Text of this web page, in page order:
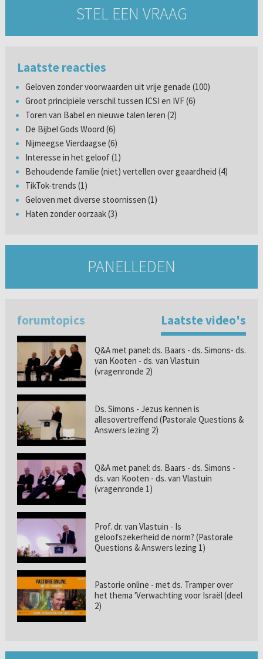
STEL EEN VRAAG
Laatste reacties
Geloven zonder voorwaarden uit vrije genade (100)
Groot principiële verschil tussen ICSI en IVF (6)
Toren van Babel en nieuwe talen leren (2)
De Bijbel Gods Woord (6)
Nijmeegse Vierdaagse (6)
Interesse in het geloof (1)
Behoudende familie (niet) vertellen over geaardheid (4)
TikTok-trends (1)
Geloven met diverse stoornissen (1)
Haten zonder oorzaak (3)
PANELLEDEN
forumtopics Laatste video's
Q&A met panel: ds. Baars - ds. Simons- ds.
van Kooten - ds. van Vlastuin
(vragenronde 2)
Ds. Simons - Jezus kennen is
allesovertreffend (Pastorale Questions &
Answers lezing 2)
Q&A met panel: ds. Baars - ds. Simons -
ds. van Kooten - ds. van Vlastuin
(vragenronde 1)
Prof. dr. van Vlastuin - Is
geloofszekerheid de norm? (Pastorale
Questions & Answers lezing 1)
Pastorie online - met ds. Tramper over
het thema 'Verwachting voor Israël (deel
2)